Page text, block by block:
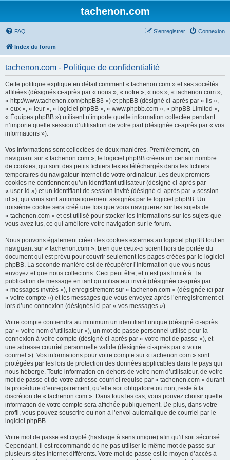
tachenon.com
FAQ Connexion
S’enregistrer
Index du forum
tachenon.com - Politique de confidentialité
Cette politique explique en détail comment « tachenon.com » et ses sociétés
affiliées (désignés ci-après par « nous », « notre », « nos », « tachenon.com »,
« http://www.tachenon.com/phpBB3 ») et phpBB (désigné ci-après par « ils »,
« eux », « leur », « logiciel phpBB », « www.phpbb.com », « phpBB Limited »,
« Équipes phpBB ») utilisent n’importe quelle information collectée pendant
n’importe quelle session d’utilisation de votre part (désignée ci-après par « vos
informations »).
Vos informations sont collectées de deux manières. Premièrement, en
naviguant sur « tachenon.com », le logiciel phpBB créera un certain nombre
de cookies, qui sont des petits fichiers textes téléchargés dans les fichiers
temporaires du navigateur Internet de votre ordinateur. Les deux premiers
cookies ne contiennent qu’un identifiant utilisateur (désigné ci-après par
« user-id ») et un identifiant de session invité (désigné ci-après par « session-
id »), qui vous sont automatiquement assignés par le logiciel phpBB. Un
troisième cookie sera créé une fois que vous naviguerez sur les sujets de
« tachenon.com » et est utilisé pour stocker les informations sur les sujets que
vous avez lus, ce qui améliore votre navigation sur le forum.
Nous pouvons également créer des cookies externes au logiciel phpBB tout en
naviguant sur « tachenon.com », bien que ceux-ci soient hors de portée du
document qui est prévu pour couvrir seulement les pages créées par le logiciel
phpBB. La seconde manière est de récupérer l’information que vous nous
envoyez et que nous collectons. Ceci peut être, et n’est pas limité à : la
publication de message en tant qu’utilisateur invité (désignée ci-après par
« messages invités »), l’enregistrement sur « tachenon.com » (désignée ici par
« votre compte ») et les messages que vous envoyez après l’enregistrement et
lors d’une connexion (désignés ici par « vos messages »).
Votre compte contiendra au minimum un identifiant unique (désigné ci-après
par « votre nom d’utilisateur »), un mot de passe personnel utilisé pour la
connexion à votre compte (désigné ci-après par « votre mot de passe »), et
une adresse courriel personnelle valide (désignée ci-après par « votre
courriel »). Vos informations pour votre compte sur « tachenon.com » sont
protégées par les lois de protection des données applicables dans le pays qui
nous héberge. Toute information en-dehors de votre nom d’utilisateur, de votre
mot de passe et de votre adresse courriel requise par « tachenon.com » durant
la procédure d’enregistrement, qu’elle soit obligatoire ou non, reste à la
discrétion de « tachenon.com ». Dans tous les cas, vous pouvez choisir quelle
information de votre compte sera affichée publiquement. De plus, dans votre
profil, vous pouvez souscrire ou non à l’envoi automatique de courriel par le
logiciel phpBB.
Votre mot de passe est crypté (hashage à sens unique) afin qu’il soit sécurisé.
Cependant, il est recommandé de ne pas utiliser le même mot de passe sur
plusieurs sites Internet différents. Votre mot de passe est le moyen d’accès à